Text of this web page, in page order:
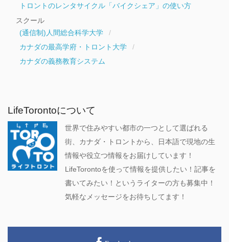
トロントのレンタサイクル「バイクシェア」の使い方
スクール
(通信制)人間総合科学大学
カナダの最高学府・トロント大学
カナダの義務教育システム
LifeTorontoについて
世界で住みやすい都市の一つとして選ばれる
街、カナダ・トロントから、日本語で現地の生
情報や役立つ情報をお届けしています！
LifeTorontoを使って情報を提供したい！記事を
書いてみたい！というライターの方も募集中！
気軽なメッセージをお待ちしてます！